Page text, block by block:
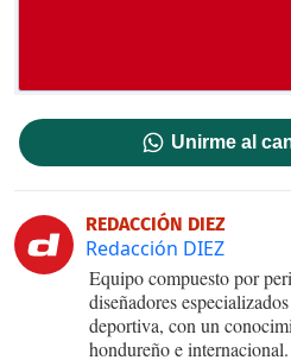
Unirme al
REDACCIÓN DIEZ
Redacción DIEZ
Equipo compuesto por
diseñadores
deportiva, con un
hondureño e internacional.